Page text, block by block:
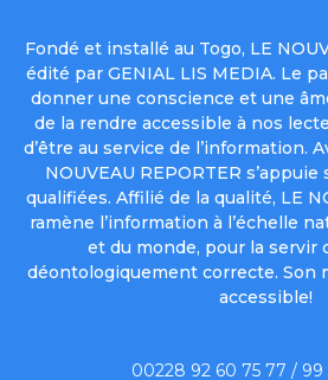
Fondé et installé au Togo, LE
édité par GENIAL LIS MEDIA. Le
donner une conscience et une
de la rendre accessible à nos
d’être au service de l’information.
NOUVEAU REPORTER
qualifiées. Affilié de la qualité, LE
ramène l’information à l’échelle
et du monde, pour la servir
déontologiquement correcte. Son
accessible!
00228 92 60 75 77 / 99